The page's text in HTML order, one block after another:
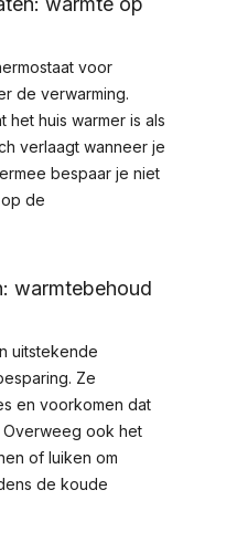
voor
de verwarming.
het huis warmer is als
verlaagt wanneer je
bespaar je niet
de
warmtebehoud
uitstekende
Ze
en voorkomen dat
ook het
of luiken om
de koude